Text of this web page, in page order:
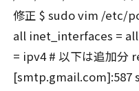
修正 $ sudo vim /etc/
all inet_interfaces =
= ipv4 # 以下は追加分
[smtp.gmail.com]:587